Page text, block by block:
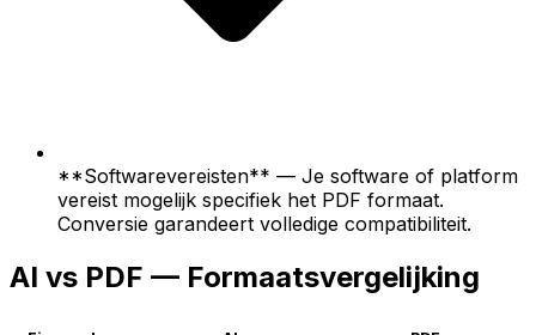
**Softwarevereisten** — Je software of platform
vereist mogelijk specifiek het PDF formaat.
Conversie garandeert volledige compatibiliteit.
AI vs PDF — Formaatsvergelijking